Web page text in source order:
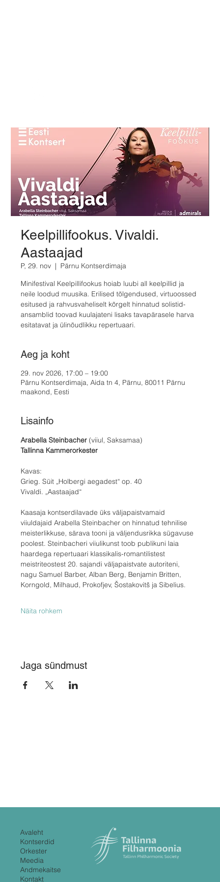
Keelpillifookus. Vivaldi.
Aastaajad
P, 29. nov
  |
Pärnu Kontserdimaja
Minifestival Keelpillifookus hoiab luubi all keelpillid ja
neile loodud muusika. Erilised tõlgendused, virtuoossed
esitused ja rahvusvaheliselt kõrgelt hinnatud solistid-
ansamblid toovad kuulajateni lisaks tavapärasele harva
esitatavat ja ülinõudlikku repertuaari.
Aeg ja koht
29. nov 2026, 17:00 – 19:00
Pärnu Kontserdimaja, Aida tn 4, Pärnu, 80011 Pärnu
maakond, Eesti
Lisainfo
Arabella Steinbacher (viiul, Saksamaa)
Tallinna Kammerorkester
Kavas:
Grieg. Süit „Holbergi aegadest“ op. 40
Vivaldi. „Aastaajad“
Kaasaja kontserdilavade üks väljapaistvamaid
viiuldajaid Arabella Steinbacher on hinnatud tehnilise
meisterlikkuse, särava tooni ja väljendusrikka sügavuse
poolest. Steinbacheri viiulikunst toob publikuni laia
haardega repertuaari klassikalis-romantilistest
meistriteostest 20. sajandi väljapaistvate autoriteni,
nagu Samuel Barber, Alban Berg, Benjamin Britten,
Korngold, Milhaud, Prokofjev, Šostakovitš ja Sibelius.
Näita rohkem
Jaga sündmust
Avaleht
Kontserdid
Orkester
Meedia
Andmekaitse
Kontakt